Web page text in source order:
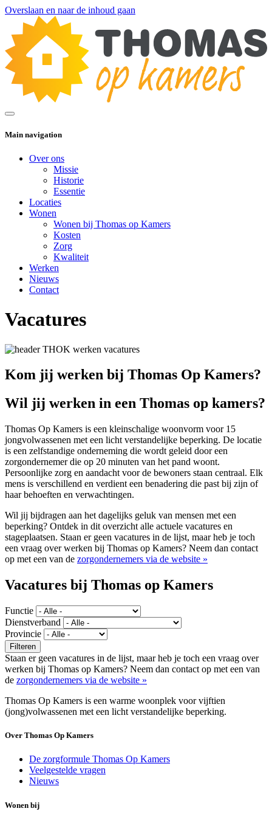
Overslaan en naar de inhoud gaan
Main navigation
Over ons
Missie
Historie
Essentie
Locaties
Wonen
Wonen bij Thomas op Kamers
Kosten
Zorg
Kwaliteit
Werken
Nieuws
Contact
Vacatures
Kom jij werken bij Thomas Op Kamers?
Wil jij werken in een Thomas op kamers?
Thomas Op Kamers is een kleinschalige woonvorm voor 15
jongvolwassenen met een licht verstandelijke beperking. De locatie
is een zelfstandige onderneming die wordt geleid door een
zorgondernemer die op 20 minuten van het pand woont.
Persoonlijke zorg en aandacht voor de bewoners staan centraal. Elk
mens is verschillend en verdient een benadering die past bij zijn of
haar behoeften en verwachtingen.
Wil jij bijdragen aan het dagelijks geluk van mensen met een
beperking? Ontdek in dit overzicht alle actuele vacatures en
stageplaatsen. Staan er geen vacatures in de lijst, maar heb je toch
een vraag over werken bij Thomas op Kamers? Neem dan contact
op met een van de zorgondernemers via de website »
Vacatures bij Thomas op Kamers
Functie
Dienstverband
Provincie
Staan er geen vacatures in de lijst, maar heb je toch een vraag over
werken bij Thomas op Kamers? Neem dan contact op met een van
de zorgondernemers via de website »
Thomas Op Kamers is een warme woonplek voor vijftien
(jong)volwassenen met een licht verstandelijke beperking.
Over Thomas Op Kamers
De zorgformule Thomas Op Kamers
Veelgestelde vragen
Nieuws
Wonen bij